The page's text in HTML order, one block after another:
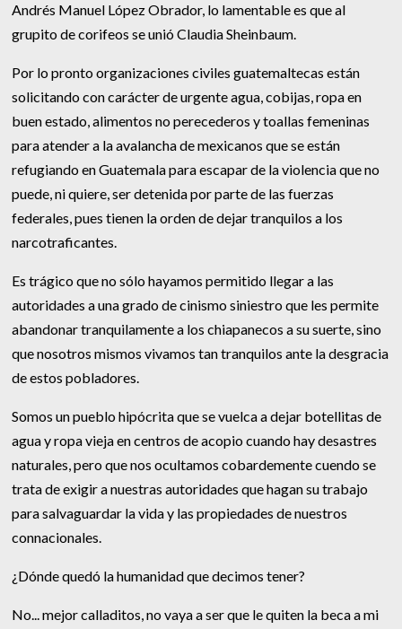
Andrés Manuel López Obrador, lo lamentable es que al
grupito de corifeos se unió Claudia Sheinbaum.
Por lo pronto organizaciones civiles guatemaltecas están
solicitando con carácter de urgente agua, cobijas, ropa en
buen estado, alimentos no perecederos y toallas femeninas
para atender a la avalancha de mexicanos que se están
refugiando en Guatemala para escapar de la violencia que no
puede, ni quiere, ser detenida por parte de las fuerzas
federales, pues tienen la orden de dejar tranquilos a los
narcotraficantes.
Es trágico que no sólo hayamos permitido llegar a las
autoridades a una grado de cinismo siniestro que les permite
abandonar tranquilamente a los chiapanecos a su suerte, sino
que nosotros mismos vivamos tan tranquilos ante la desgracia
de estos pobladores.
Somos un pueblo hipócrita que se vuelca a dejar botellitas de
agua y ropa vieja en centros de acopio cuando hay desastres
naturales, pero que nos ocultamos cobardemente cuendo se
trata de exigir a nuestras autoridades que hagan su trabajo
para salvaguardar la vida y las propiedades de nuestros
connacionales.
¿Dónde quedó la humanidad que decimos tener?
No... mejor calladitos, no vaya a ser que le quiten la beca a mi